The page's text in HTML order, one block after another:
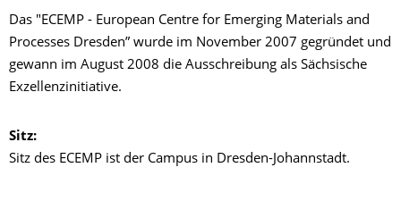
Das "ECEMP - European Centre for Emerging Materials and
Processes Dresden” wurde im November 2007 gegründet und
gewann im August 2008 die Ausschreibung als Sächsische
Exzellenzinitiative.
Sitz:
Sitz des ECEMP ist der Campus in Dresden-Johannstadt.